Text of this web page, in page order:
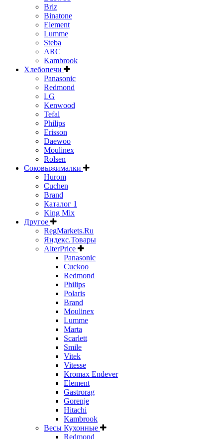
Briz
Binatone
Element
Lumme
Steba
ARC
Kambrook
Хлебопечи
Panasonic
Redmond
LG
Kenwood
Tefal
Philips
Erisson
Daewoo
Moulinex
Rolsen
Соковыжималки
Hurom
Cuchen
Brand
Каталог 1
King Mix
Другое
RegMarkets.Ru
Яндекс.Товары
AlterPrice
Panasonic
Cuckoo
Redmond
Philips
Polaris
Brand
Moulinex
Lumme
Marta
Scarlett
Smile
Vitek
Vitesse
Kromax Endever
Element
Gastrorag
Gorenje
Hitachi
Kambrook
Весы Кухонные
Redmond